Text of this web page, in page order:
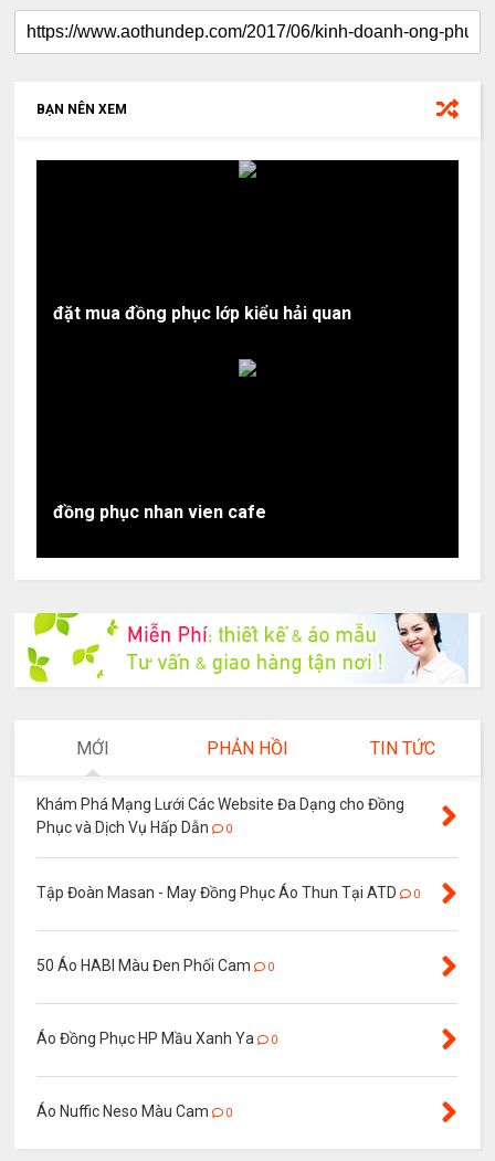
BẠN NÊN XEM
đặt mua đồng phục lớp kiểu hải quan
đồng phục nhan vien cafe
MỚI PHẢN HỒI TIN TỨC
Khám Phá Mạng Lưới Các Website Đa Dạng cho Đồng
Phục và Dịch Vụ Hấp Dẫn
0
Tập Đoàn Masan - May Đồng Phục Áo Thun Tại ATD 0
50 Áo HABI Màu Đen Phối Cam 0
Áo Đồng Phục HP Mầu Xanh Ya 0
Áo Nuffic Neso Màu Cam 0